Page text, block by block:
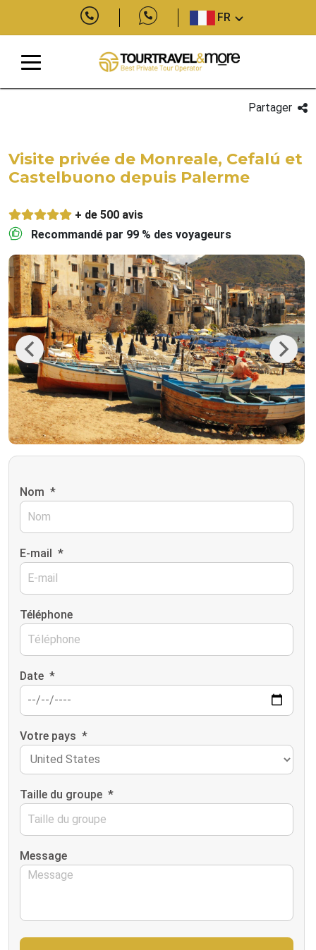
FR
Partager
Visite privée de Monreale, Cefalú et
Castelbuono depuis Palerme
+ de 500 avis
Recommandé par 99 % des voyageurs
Previous Next
Nom *
E-mail *
Téléphone
Date *
Votre pays *
Taille du groupe *
Message